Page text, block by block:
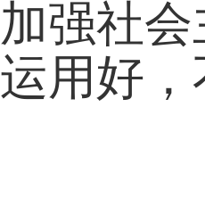
加强社
运用好